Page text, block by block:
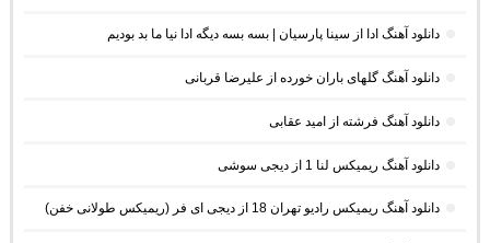
دانلود آهنگ ادا از سینا پارسیان | بسه بسه دیگه ادا نیا ما بد بودیم
دانلود آهنگ گلهای باران خورده از علیرضا قربانی
دانلود آهنگ فرشته از امید عقابی
دانلود آهنگ ریمیکس لنا 1 از دیجی سوشی
دانلود آهنگ ریمیکس رادیو تهران 18 از دیجی ای فر (ریمیکس طولانی خفن)